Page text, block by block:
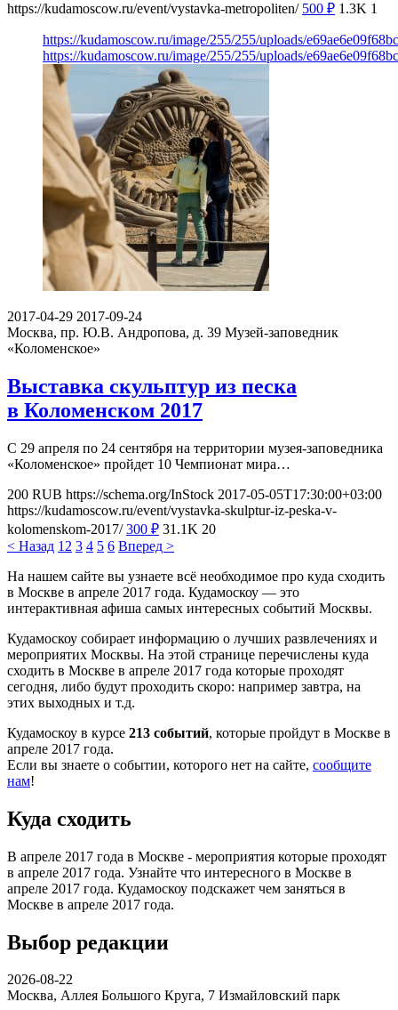
https://kudamoscow.ru/event/vystavka-metropoliten/ 500 ₽ 1.3K 1
https://kudamoscow.ru/image/255/255/uploads/
https://kudamoscow.ru/image/255/255/uploads/
2017-04-29 2017-09-24
Москва, пр. Ю.В. Андропова, д. 39 Музей-заповедник
«Коломенское»
Выставка скульптур из песка
в Коломенском 2017
С 29 апреля по 24 сентября на территории музея-заповедника
«Коломенское» пройдет 10 Чемпионат мира…
200 RUB https://schema.org/InStock 2017-05-05T17:30:00+03:00
https://kudamoscow.ru/event/vystavka-skulptur-iz-peska-v-
kolomenskom-2017/ 300 ₽ 31.1K 20
< Назад 1 2 3 4 5 6 Вперед >
На нашем сайте вы узнаете всё необходимое про куда сходить
в Москве в апреле 2017 года. Кудамоскоу — это
интерактивная афиша самых интересных событий Москвы.
Кудамоскоу собирает информацию о лучших развлечениях и
мероприятих Москвы. На этой странице перечислены куда
сходить в Москве в апреле 2017 года которые проходят
сегодня, либо будут проходить скоро: например завтра, на
этих выходных и т.д.
Кудамоскоу в курсе 213 событий, которые пройдут в Москве в
апреле 2017 года.
Если вы знаете о событии, которого нет на сайте, сообщите
нам!
Куда сходить
В апреле 2017 года в Москве - мероприятия которые проходят
в апреле 2017 года. Узнайте что интересного в Москве в
апреле 2017 года. Кудамоскоу подскажет чем заняться в
Москве в апреле 2017 года.
Выбор редакции
2026-08-22
Москва, Аллея Большого Круга, 7 Измайловский парк